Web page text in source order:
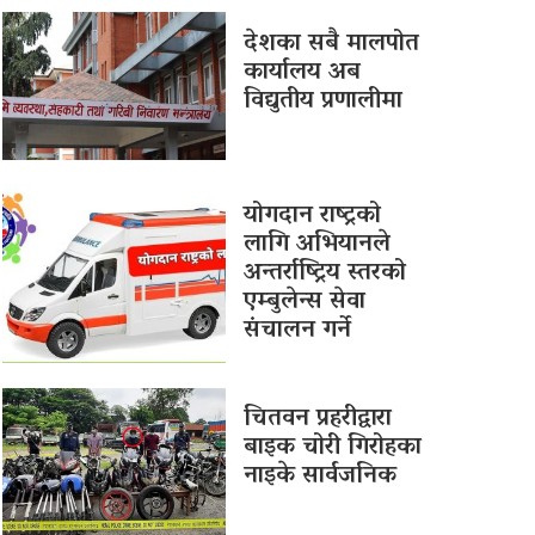
देशका सबै मालपोत
कार्यालय अब
विद्युतीय प्रणालीमा
योगदान राष्ट्रको
लागि अभियानले
अन्तर्राष्ट्रिय स्तरको
एम्बुलेन्स सेवा
संचालन गर्ने
चितवन प्रहरीद्वारा
बाइक चोरी गिरोहका
नाइके सार्वजनिक